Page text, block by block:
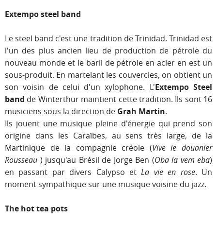
Extempo steel band
Le steel band c'est une tradition de Trinidad. Trinidad est
l'un des plus ancien lieu de production de pétrole du
nouveau monde et le baril de pétrole en acier en est un
sous-produit. En martelant les couvercles, on obtient un
son voisin de celui d'un xylophone. L'Extempo Steel
band de Winterthür maintient cette tradition. Ils sont 16
musiciens sous la direction de Grah Martin.
Ils jouent une musique pleine d'énergie qui prend son
origine dans les Caraïbes, au sens très large, de la
Martinique de la compagnie créole (Vive le douanier
Rousseau ) jusqu'au Brésil de Jorge Ben (Oba la vem eba)
en passant par divers Calypso etLa vie en rose. Un
moment sympathique sur une musique voisine du jazz.
The hot tea pots